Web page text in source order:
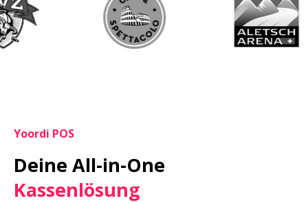
Yoordi POS
Kassenlösung